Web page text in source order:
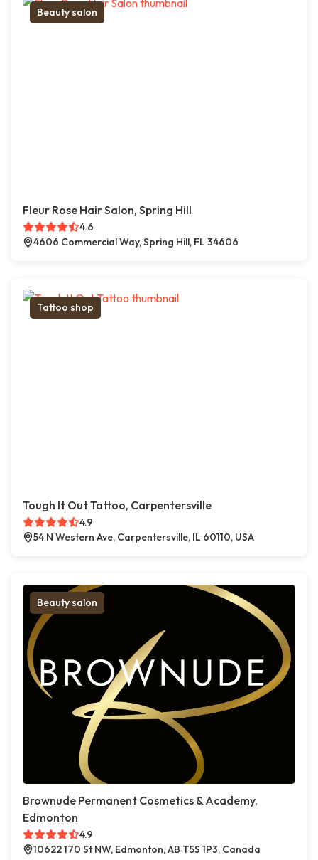
Beauty salon
Fleur Rose Hair Salon, Spring Hill
4.6
4606 Commercial Way, Spring Hill, FL 34606
Tattoo shop
Tough It Out Tattoo, Carpentersville
4.9
54 N Western Ave, Carpentersville, IL 60110, USA
Beauty salon
Brownude Permanent Cosmetics & Academy,
Edmonton
4.9
10622 170 St NW, Edmonton, AB T5S 1P3, Canada